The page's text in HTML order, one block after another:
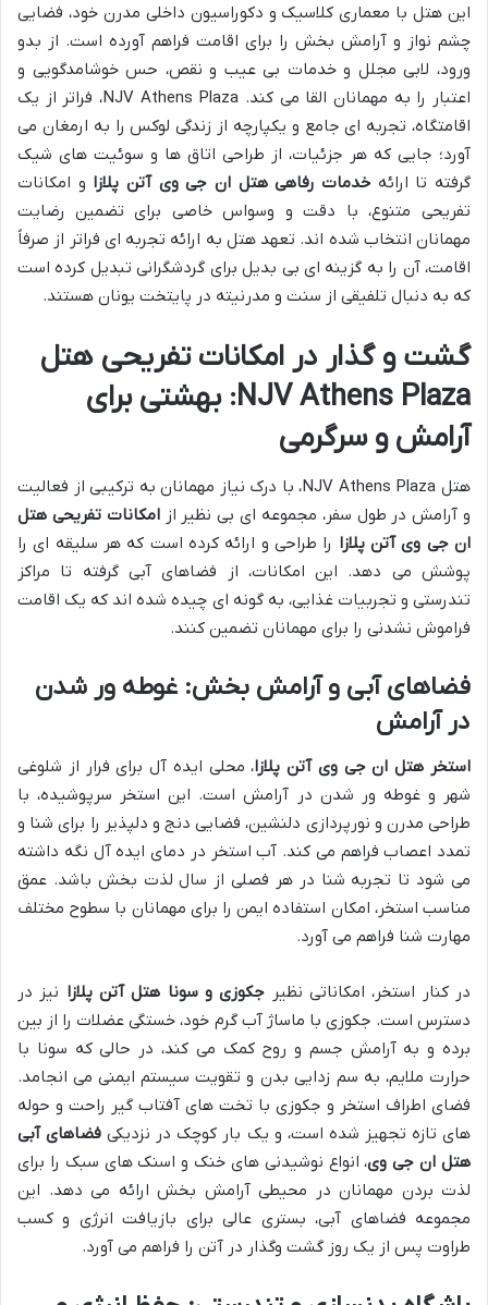
این هتل با معماری کلاسیک و دکوراسیون داخلی مدرن خود، فضایی
چشم نواز و آرامش بخش را برای اقامت فراهم آورده است. از بدو
ورود، لابی مجلل و خدمات بی عیب و نقص، حس خوشامدگویی و
اعتبار را به مهمانان القا می کند. NJV Athens Plaza، فراتر از یک
اقامتگاه، تجربه ای جامع و یکپارچه از زندگی لوکس را به ارمغان می
آورد؛ جایی که هر جزئیات، از طراحی اتاق ها و سوئیت های شیک
گرفته تا ارائه خدمات رفاهی هتل ان جی وی آتن پلازا و امکانات
تفریحی متنوع، با دقت و وسواس خاصی برای تضمین رضایت
مهمانان انتخاب شده اند. تعهد هتل به ارائه تجربه ای فراتر از صرفاً
اقامت، آن را به گزینه ای بی بدیل برای گردشگرانی تبدیل کرده است
که به دنبال تلفیقی از سنت و مدرنیته در پایتخت یونان هستند.
گشت و گذار در امکانات تفریحی هتل
NJV Athens Plaza: بهشتی برای
آرامش و سرگرمی
هتل NJV Athens Plaza، با درک نیاز مهمانان به ترکیبی از فعالیت
و آرامش در طول سفر، مجموعه ای بی نظیر ازامکانات تفریحی هتل
ان جی وی آتن پلازا را طراحی و ارائه کرده است که هر سلیقه ای را
پوشش می دهد. این امکانات، از فضاهای آبی گرفته تا مراکز
تندرستی و تجربیات غذایی، به گونه ای چیده شده اند که یک اقامت
فراموش نشدنی را برای مهمانان تضمین کنند.
فضاهای آبی و آرامش بخش: غوطه ور شدن
در آرامش
استخر هتل ان جی وی آتن پلازا، محلی ایده آل برای فرار از شلوغی
شهر و غوطه ور شدن در آرامش است. این استخر سرپوشیده، با
طراحی مدرن و نورپردازی دلنشین، فضایی دنج و دلپذیر را برای شنا و
تمدد اعصاب فراهم می کند. آب استخر در دمای ایده آل نگه داشته
می شود تا تجربه شنا در هر فصلی از سال لذت بخش باشد. عمق
مناسب استخر، امکان استفاده ایمن را برای مهمانان با سطوح مختلف
مهارت شنا فراهم می آورد.
در کنار استخر، امکاناتی نظیر جکوزی و سونا هتل آتن پلازا نیز در
دسترس است. جکوزی با ماساژ آب گرم خود، خستگی عضلات را از بین
برده و به آرامش جسم و روح کمک می کند، در حالی که سونا با
حرارت ملایم، به سم زدایی بدن و تقویت سیستم ایمنی می انجامد.
فضای اطراف استخر و جکوزی با تخت های آفتاب گیر راحت و حوله
های تازه تجهیز شده است، و یک بار کوچک در نزدیکی فضاهای آبی
هتل ان جی وی، انواع نوشیدنی های خنک و اسنک های سبک را برای
لذت بردن مهمانان در محیطی آرامش بخش ارائه می دهد. این
مجموعه فضاهای آبی، بستری عالی برای بازیافت انرژی و کسب
طراوت پس از یک روز گشت وگذار در آتن را فراهم می آورد.